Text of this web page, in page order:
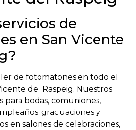
de
en San Vicente
de fotomatones en todo el
del Raspeig. Nuestros
para bodas, comuniones,
graduaciones y
en salones de celebraciones,